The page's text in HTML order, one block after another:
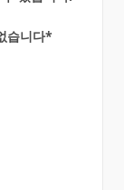
습니다*